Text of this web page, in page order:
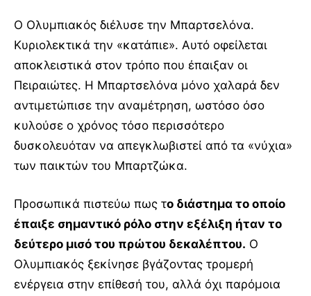
Ο Ολυμπιακός διέλυσε την Μπαρτσελόνα.
Κυριολεκτικά την «κατάπιε». Αυτό οφείλεται
αποκλειστικά στον τρόπο που έπαιξαν οι
Πειραιώτες. Η Μπαρτσελόνα μόνο χαλαρά δεν
αντιμετώπισε την αναμέτρηση, ωστόσο όσο
κυλούσε ο χρόνος τόσο περισσότερο
δυσκολευόταν να απεγκλωβιστεί από τα «νύχια»
των παικτών του Μπαρτζώκα.
Προσωπικά πιστεύω πως το διάστημα το οποίο
έπαιξε σημαντικό ρόλο στην εξέλιξη ήταν το
δεύτερο μισό του πρώτου δεκαλέπτου. Ο
Ολυμπιακός ξεκίνησε βγάζοντας τρομερή
ενέργεια στην επίθεσή του, αλλά όχι παρόμοια